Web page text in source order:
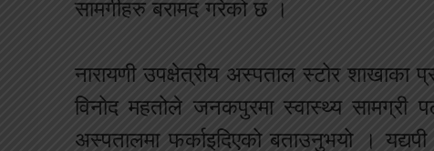
सामगीहरु बरामद गरेको छ ।
नारायणी उपक्षेत्रीय अस्पताल स्टोर शाखाका
विनोद महतोले जनकपुरमा स्वास्थ्य सामग्री
अस्पतालमा फर्काइदिएको बताउनुभयो ।